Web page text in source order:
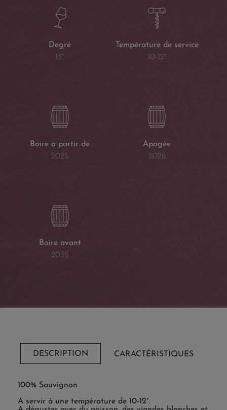
Degré
13°
Température de service
10-12°
Boire à partir de
2025
Apogée
2026
Boire avant
2035
DESCRIPTION CARACTÉRISTIQUES
100% Sauvignon
A servir à une température de 10-12°.